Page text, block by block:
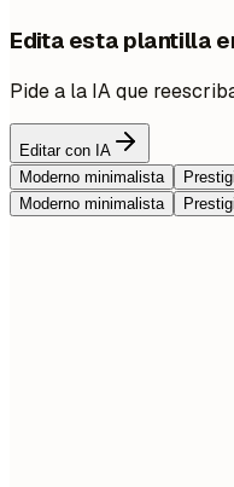
Edita esta plantilla
Pide a la IA que
Editar con IA
Moderno minimalista
Moderno minimalista